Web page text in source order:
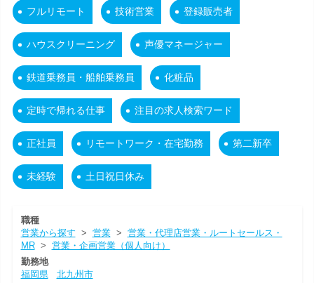
フルリモート 技術営業 登録販売者
ハウスクリーニング 声優マネージャー
鉄道乗務員・船舶乗務員 化粧品
定時で帰れる仕事 注目の求人検索ワード
正社員 リモートワーク・在宅勤務 第二新卒
未経験 土日祝日休み
職種
営業から探す > 営業> 営業・代理店営業・ルートセールス・
MR> 営業・企画営業（個人向け）
勤務地
福岡県
北九州市